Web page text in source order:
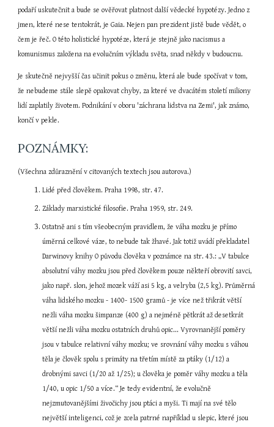
podaří uskutečnit a bude se ověřovat platnost další vědecké hypotézy. Jedno z
jmen, které nese tentokrát, je Gaia. Nejen pan prezident jistě bude vědět, o
čem je řeč. O této holistické hypotéze, která je stejně jako nacismus a
komunismus založena na evolučním výkladu světa, snad někdy v budoucnu.
Je skutečně nejvyšší čas učinit pokus o změnu, která ale bude spočívat v tom,
že nebudeme stále slepě opakovat chyby, za které ve dvacátém století miliony
lidí zaplatily životem. Podnikání v oboru 'záchrana lidstva na Zemi', jak známo,
končí v pekle.
POZNÁMKY:
(Všechna zdůraznění v citovaných textech jsou autorova.)
Lidé před člověkem. Praha 1998, str. 47.
Základy marxistické filosofie. Praha 1959, str. 249.
Ostatně ani s tím všeobecným pravidlem, že váha mozku je přímo
úměrná celkové váze, to nebude tak žhavé. Jak totiž uvádí překladatel
Darwinovy knihy O původu člověka v poznámce na str. 43.: „V tabulce
absolutní váhy mozku jsou před člověkem pouze někteří obrovití savci,
jako např. slon, jehož mozek váží asi 5 kg, a velryba (2,5 kg). Průměrná
váha lidského mozku - 1400- 1500 gramů - je více než třikrát větší
nežli váha mozku šimpanze (400 g) a nejméně pětkrát až desetkrát
větší nežli váha mozku ostatních druhů opic... Vyrovnanější poměry
jsou v tabulce relativní váhy mozku; ve srovnání váhy mozku s váhou
těla je člověk spolu s primáty na třetím místě za ptáky (1/12) a
drobnými savci (1/20 až 1/25); u člověka je poměr váhy mozku a těla
1/40, u opic 1/50 a více.“ Je tedy evidentní, že evolučně
nejzmutovanějšími živočichy jsou ptáci a myši. Ti mají na své tělo
největší inteligenci, což je zcela patrné například u slepic, které jsou